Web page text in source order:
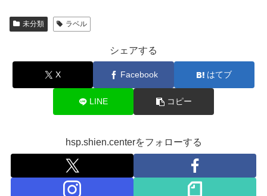
未分類 ラベル
シェアする
X Facebook はてブ
LINE コピー
hsp.shien.centerをフォローする